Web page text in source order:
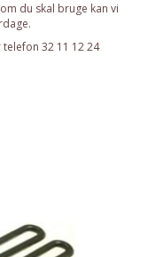
du skal bruge kan vi
telefon 32 11 12 24